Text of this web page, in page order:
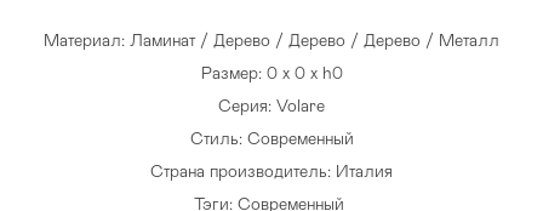
Материал: Ламинат / Дерево / Дерево / Дерево / Металл
Размер: 0 x 0 x h0
Серия: Volare
Стиль: Современный
Страна производитель: Италия
Тэги: Современный